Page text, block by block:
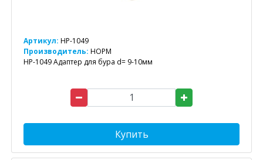
Артикул: HP-1049
Производитель: НОРМ
HP-1049 Адаптер для бура d= 9-10мм
Купить